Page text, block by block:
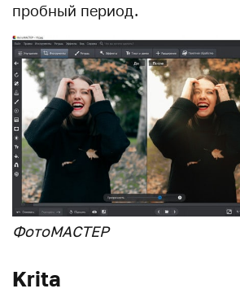
пробный период.
ФотоМАСТЕР
Krita